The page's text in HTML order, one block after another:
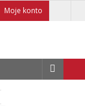
Moje konto